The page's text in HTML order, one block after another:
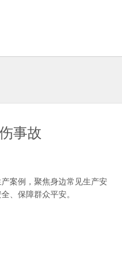
事故
案例，聚焦身边常见生产安
、保障群众平安。